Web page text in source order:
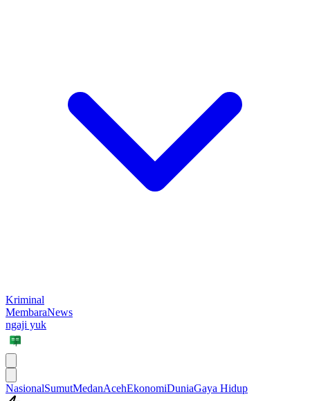
Kriminal
MembaraNews
ngaji yuk
NasionalSumutMedanAcehEkonomiDuniaGaya Hidup